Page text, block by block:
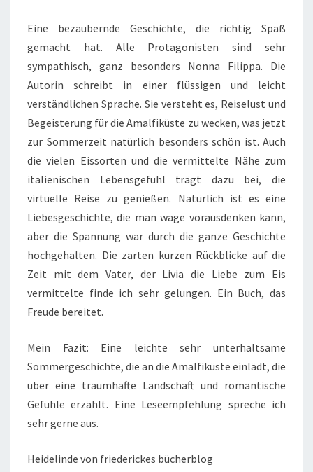
Eine bezaubernde Geschichte, die richtig Spaß
gemacht hat. Alle Protagonisten sind sehr
sympathisch, ganz besonders Nonna Filippa. Die
Autorin schreibt in einer flüssigen und leicht
verständlichen Sprache. Sie versteht es, Reiselust und
Begeisterung für die Amalfiküste zu wecken, was jetzt
zur Sommerzeit natürlich besonders schön ist. Auch
die vielen Eissorten und die vermittelte Nähe zum
italienischen Lebensgefühl trägt dazu bei, die
virtuelle Reise zu genießen. Natürlich ist es eine
Liebesgeschichte, die man wage vorausdenken kann,
aber die Spannung war durch die ganze Geschichte
hochgehalten. Die zarten kurzen Rückblicke auf die
Zeit mit dem Vater, der Livia die Liebe zum Eis
vermittelte finde ich sehr gelungen. Ein Buch, das
Freude bereitet.
Mein Fazit: Eine leichte sehr unterhaltsame
Sommergeschichte, die an die Amalfiküste einlädt, die
über eine traumhafte Landschaft und romantische
Gefühle erzählt. Eine Leseempfehlung spreche ich
sehr gerne aus.
Heidelinde von friederickes bücherblog